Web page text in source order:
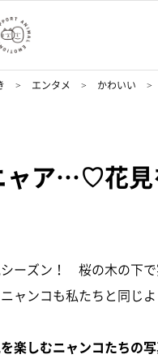
エンタメ かわいい
ャア…♡花見
ーズン！ 桜の木の下
ャンコも私たちと同じ
楽しむニャンコたちの